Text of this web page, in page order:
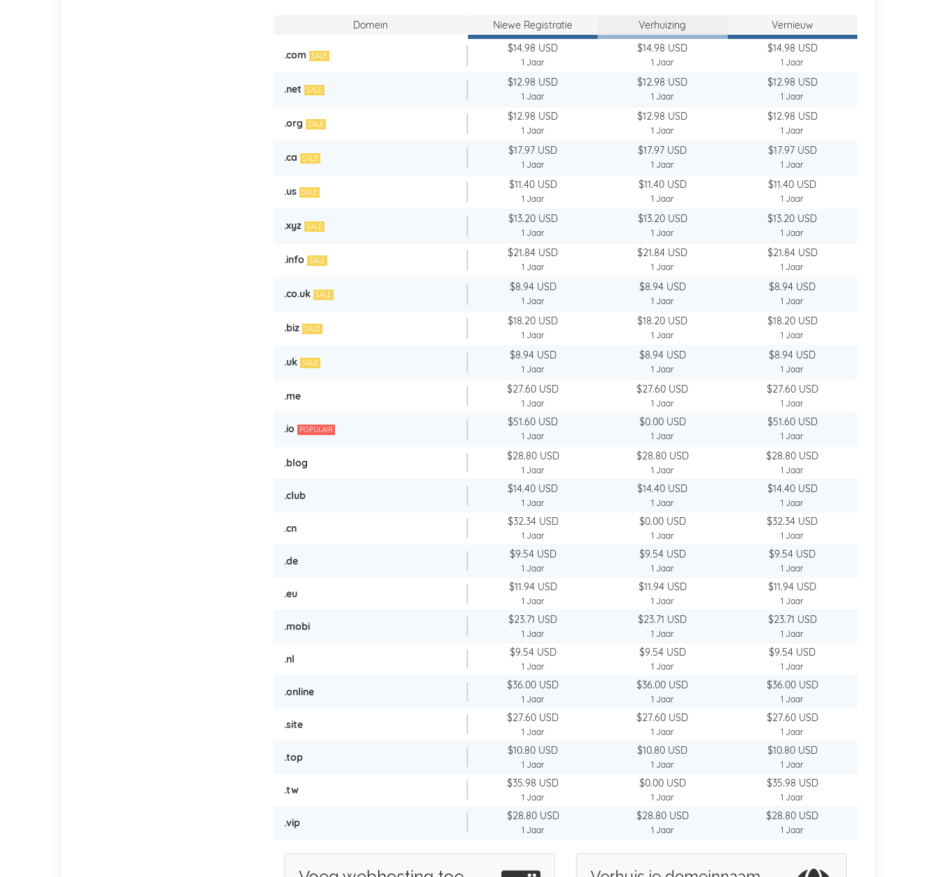
Domein Niewe Registratie Verhuizing Vernieuw
.com SALE
$14.98 USD
1 Jaar
$14.98 USD
1 Jaar
$14.98 USD
1 Jaar
.net SALE
$12.98 USD
1 Jaar
$12.98 USD
1 Jaar
$12.98 USD
1 Jaar
.org SALE
$12.98 USD
1 Jaar
$12.98 USD
1 Jaar
$12.98 USD
1 Jaar
.ca SALE
$17.97 USD
1 Jaar
$17.97 USD
1 Jaar
$17.97 USD
1 Jaar
.us SALE
$11.40 USD
1 Jaar
$11.40 USD
1 Jaar
$11.40 USD
1 Jaar
.xyz SALE
$13.20 USD
1 Jaar
$13.20 USD
1 Jaar
$13.20 USD
1 Jaar
.info SALE
$21.84 USD
1 Jaar
$21.84 USD
1 Jaar
$21.84 USD
1 Jaar
.co.uk SALE
$8.94 USD
1 Jaar
$8.94 USD
1 Jaar
$8.94 USD
1 Jaar
.biz SALE
$18.20 USD
1 Jaar
$18.20 USD
1 Jaar
$18.20 USD
1 Jaar
.uk SALE
$8.94 USD
1 Jaar
$8.94 USD
1 Jaar
$8.94 USD
1 Jaar
.me
$27.60 USD
1 Jaar
$27.60 USD
1 Jaar
$27.60 USD
1 Jaar
.io POPULAIR
$51.60 USD
1 Jaar
$0.00 USD
1 Jaar
$51.60 USD
1 Jaar
.blog
$28.80 USD
1 Jaar
$28.80 USD
1 Jaar
$28.80 USD
1 Jaar
.club
$14.40 USD
1 Jaar
$14.40 USD
1 Jaar
$14.40 USD
1 Jaar
.cn
$32.34 USD
1 Jaar
$0.00 USD
1 Jaar
$32.34 USD
1 Jaar
.de
$9.54 USD
1 Jaar
$9.54 USD
1 Jaar
$9.54 USD
1 Jaar
.eu
$11.94 USD
1 Jaar
$11.94 USD
1 Jaar
$11.94 USD
1 Jaar
.mobi
$23.71 USD
1 Jaar
$23.71 USD
1 Jaar
$23.71 USD
1 Jaar
.nl
$9.54 USD
1 Jaar
$9.54 USD
1 Jaar
$9.54 USD
1 Jaar
.online
$36.00 USD
1 Jaar
$36.00 USD
1 Jaar
$36.00 USD
1 Jaar
.site
$27.60 USD
1 Jaar
$27.60 USD
1 Jaar
$27.60 USD
1 Jaar
.top
$10.80 USD
1 Jaar
$10.80 USD
1 Jaar
$10.80 USD
1 Jaar
.tw
$35.98 USD
1 Jaar
$0.00 USD
1 Jaar
$35.98 USD
1 Jaar
.vip
$28.80 USD
1 Jaar
$28.80 USD
1 Jaar
$28.80 USD
1 Jaar